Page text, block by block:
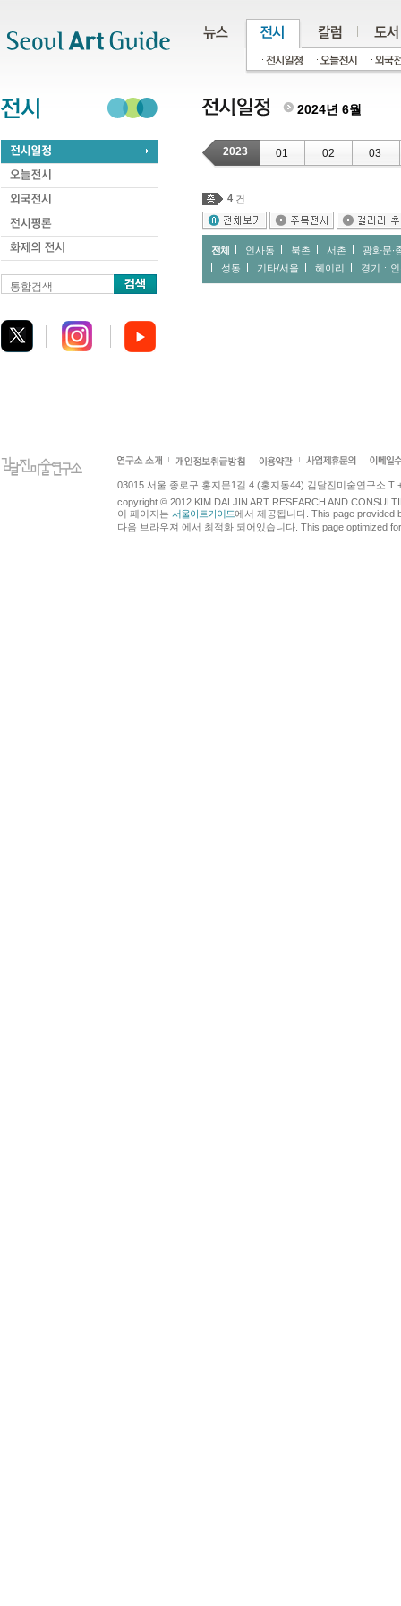
통합검색
2024년 6월
2023 01 02 03
4 건
전체 인사동 북촌 서촌
광화문∙
성동
기타/서울 헤이리 경기ㆍ
03015 서울 종로구 홍지문1길 4 (홍지동44) 김달진미술연구소 T
copyright © 2012 KIM DALJIN ART RESEARCH AND
이 페이지는 서울아트가이드에서 제공됩니다. This page provided
다음 브라우져 에서 최적화 되어있습니다. This page optimized